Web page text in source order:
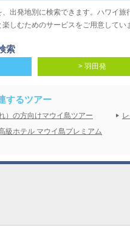
出発地別に検索できます。ハワイ
しむためのサービスをご用意して
索
> 羽田発
するツアー
）の方向けマウイ島ツアー
級ホテル マウイ島プレミアム